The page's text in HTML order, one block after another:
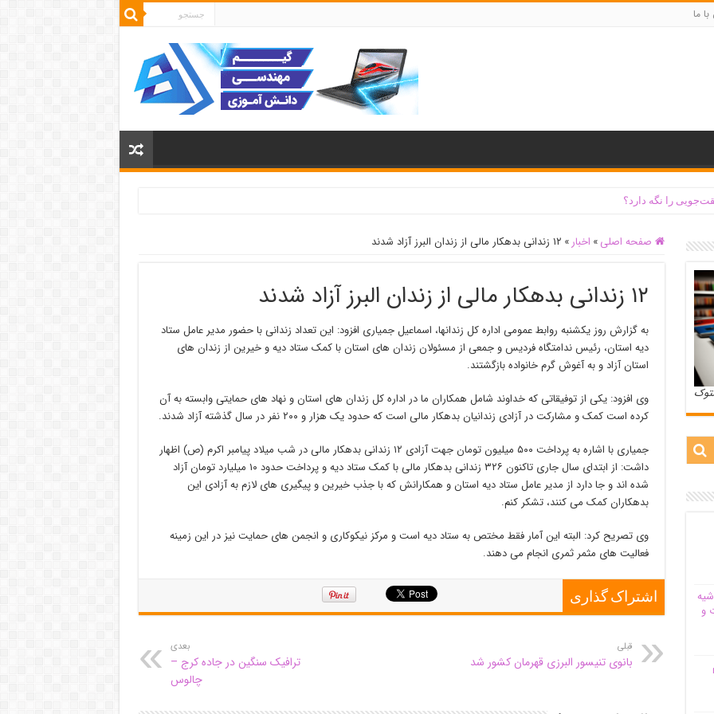
ما
را نگه دارد؟
صفحه اصلی » اخبار » ۱۲ زندانی بدهکار مالی از زندان البرز آزاد شدند
۱۲ زندانی بدهکار مالی از زندان البرز آزاد شدند
به گزارش روز یکشنبه روابط عمومی اداره کل زندانها، اسماعیل جمیاری افزود: این تعداد زندانی با حضور مدیر عامل ستاد
دیه استان، رئیس ندامتگاه فردیس و جمعی از مسئولان زندان های استان با کمک ستاد دیه و خیرین از زندان های
استان آزاد و به آغوش گرم خانواده بازگشتند.
وی افزود: یکی از توفیقاتی که خداوند شامل همکاران ما در اداره کل زندان های استان و نهاد های حمایتی وابسته به آن
کرده است کمک و مشارکت در آزادی زندانیان بدهکار مالی است که حدود یک هزار و ۲۰۰ نفر در سال گذشته آزاد شدند.
جمیاری با اشاره به پرداخت ۵۰۰ میلیون تومان جهت آزادی ۱۲ زندانی بدهکار مالی در شب میلاد پیامبر اکرم (ص) اظهار
داشت: از ابتدای سال جاری تاکنون ۳۲۶ زندانی بدهکار مالی با کمک ستاد دیه و پرداخت حدود ۱۰ میلیارد تومان آزاد
شده اند و جا دارد از مدیر عامل ستاد دیه استان و همکارانش که با جذب خیرین و پیگیری های لازم به آزادی این
بدهکاران کمک می کنند، تشکر کنم.
وی تصریح کرد: البته این آمار فقط مختص به ستاد دیه است و مرکز نیکوکاری و انجمن های حمایت نیز در این زمینه
فعالیت های مثمر ثمری انجام می دهند.
اشتراک گذاری
قبلی
بانوی تنیسور البرزی قهرمان کشور شد
بعدی
ترافیک سنگین در جاده کرج –
چالوس
و